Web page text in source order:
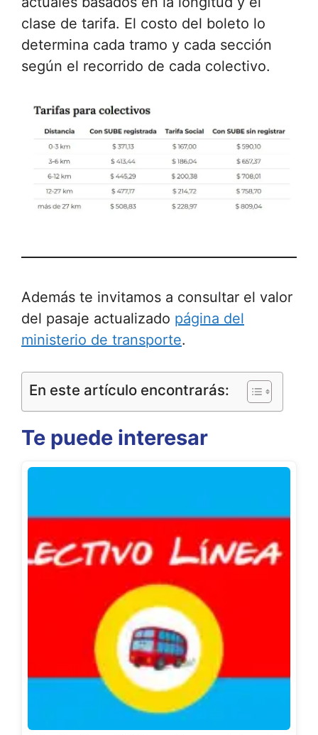
clase de tarifa. El costo del boleto lo
determina cada tramo y cada sección
según el recorrido de cada colectivo.
Además te invitamos a consultar el valor
del pasaje actualizado página del
ministerio de transporte.
En este artículo encontrarás:
Te puede interesar